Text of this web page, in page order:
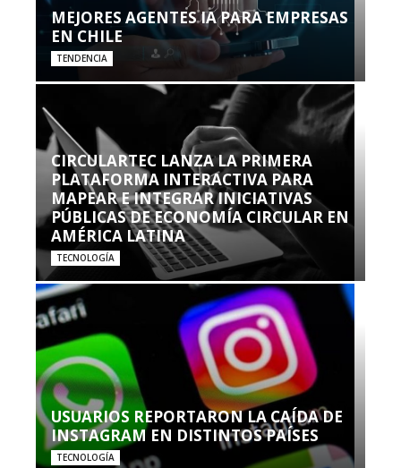
MEJORES AGENTES IA PARA EMPRESAS
EN CHILE
TENDENCIA
CIRCULARTEC LANZA LA PRIMERA
PLATAFORMA INTERACTIVA PARA
MAPEAR E INTEGRAR INICIATIVAS
PÚBLICAS DE ECONOMÍA CIRCULAR EN
AMÉRICA LATINA
TECNOLOGÍA
USUARIOS REPORTARON LA CAÍDA DE
INSTAGRAM EN DISTINTOS PAÍSES
TECNOLOGÍA